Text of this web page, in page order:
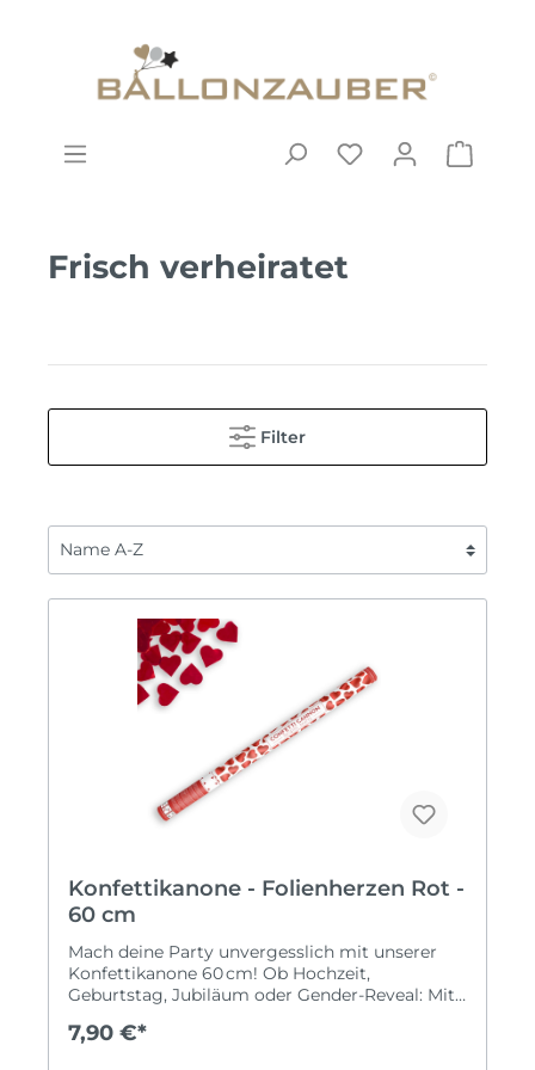
Frisch verheiratet
Filter
Konfettikanone - Folienherzen Rot -
60 cm
Mach deine Party unvergesslich mit unserer
Konfettikanone 60 cm! Ob Hochzeit,
Geburtstag, Jubiläum oder Gender-Reveal: Mit
Konfetti-Feuerwerk und tolle Fotomomente.
7,90 €*